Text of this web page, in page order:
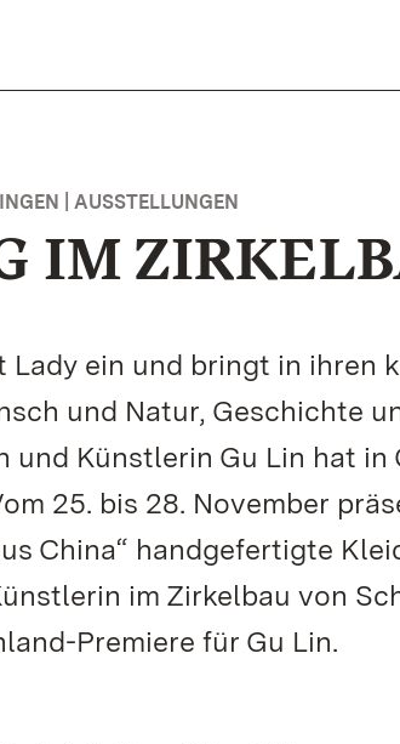
| AUSSTELLUNGEN
IM
Lady ein und bringt in ihren
und Natur, Geschichte
und Künstlerin Gu Lin hat in
25. bis 28. November
China“ handgefertigte
im Zirkelbau von
Premiere für Gu Lin.